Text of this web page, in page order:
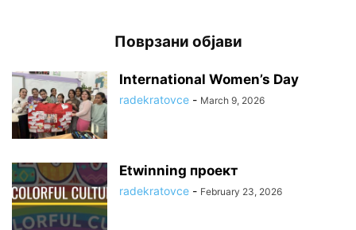
Поврзани објави
International Women’s Day
radekratovce - March 9, 2026
Etwinning проект
radekratovce - February 23, 2026